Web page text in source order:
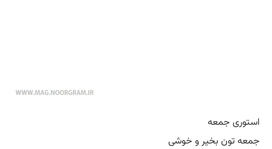
استوری جمعه
جمعه تون بخیر و خوشی